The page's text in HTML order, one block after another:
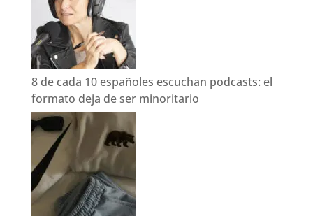
8 de cada 10 españoles escuchan podcasts: el
formato deja de ser minoritario